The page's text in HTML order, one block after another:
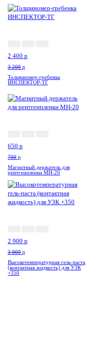
2 400 p
3 200 p
Толщиномер-гребенка
ИНСПЕКТОР-ТГ
650 p
700 p
Магнитный держатель для
рентгенпленки МН-20
2 900 p
3 900 p
Высокотемпературная гель-паста
(контактная жидкость) для УЗК
+350